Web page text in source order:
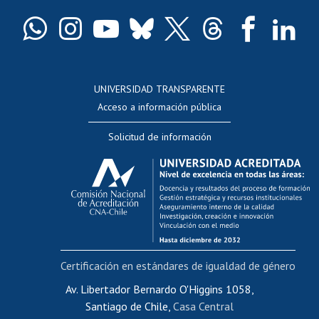
Docentes
Perfeccionamiento
Editar Portafolio Académico
Evaluación docente
Calificación académica
Postulación al AUCAI
Funcionarias/os
Cursos internos de capacitación
Bienestar del personal
Portal de movilidad interna
Certificado de renta
Certificado de renta honorarios
UNIVERSIDAD TRANSPARENTE
Acceso a información pública
Solicitud de información
Av. Libertador Bernardo O'Higgins 1058,
Santiago de Chile, Casa Central
Certificación en estándares de igualdad de género